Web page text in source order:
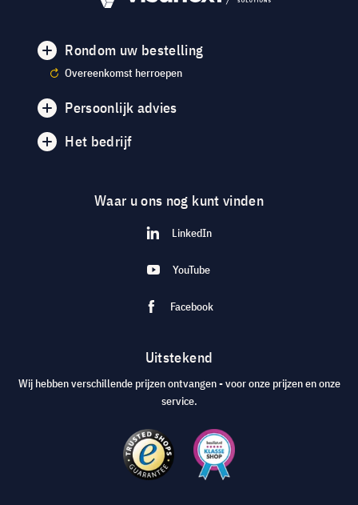
Rondom uw bestelling
Overeenkomst herroepen
Persoonlijk advies
Het bedrijf
Waar u ons nog kunt vinden
LinkedIn
YouTube
Facebook
Uitstekend
Wij hebben verschillende prijzen ontvangen - voor onze prijzen en onze
service.